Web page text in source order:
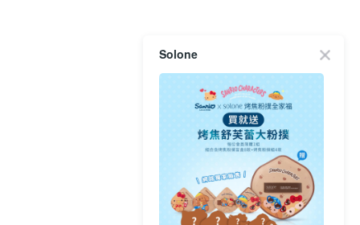
Solone